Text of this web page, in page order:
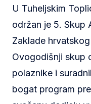
U Tuheljskim
održan je 5. Skup
Zaklade
Ovogodišnji skup
polaznike i
bogat program